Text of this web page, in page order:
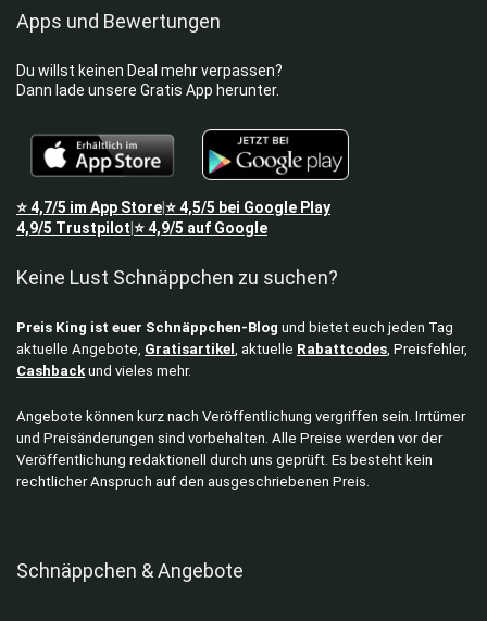
Apps und Bewertungen
Du willst keinen Deal mehr verpassen?
Dann lade unsere Gratis App herunter.
⭐4,7/5 im App Store⭐4,5/5 bei Google Play
4,9/5 Trustpilot ⭐4,9/5 auf Google
Keine Lust Schnäppchen zu suchen?
Preis King ist euer Schnäppchen-Blog und bietet euch jeden Tag
aktuelle Angebote, Gratisartikel , aktuelle Rabattcodes , Preisfehler,
Cashback und vieles mehr.
Angebote können kurz nach Veröffentlichung vergriffen sein. Irrtümer
und Preisänderungen sind vorbehalten. Alle Preise werden vor der
Veröffentlichung redaktionell durch uns geprüft. Es besteht kein
rechtlicher Anspruch auf den ausgeschriebenen Preis.
Schnäppchen & Angebote